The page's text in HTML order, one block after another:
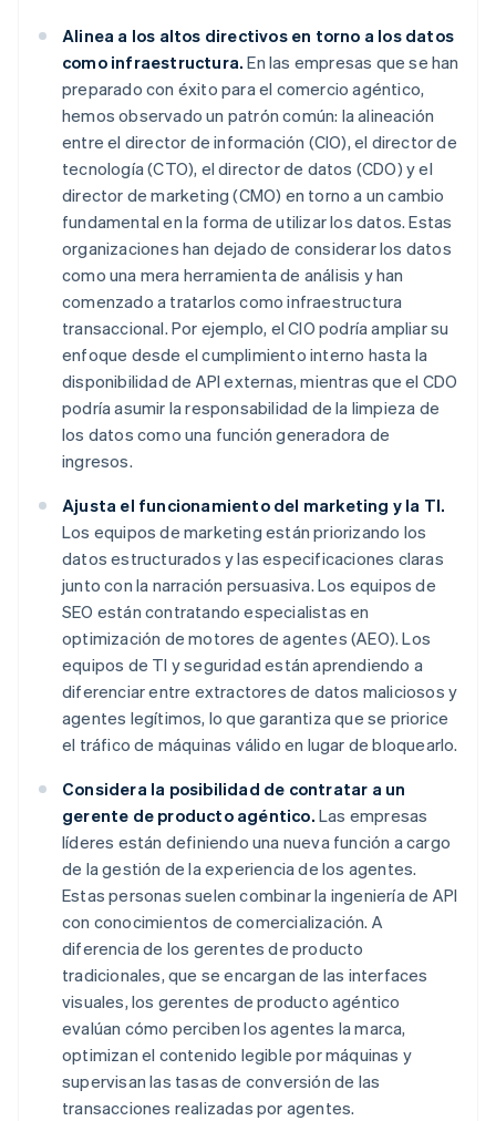
Alinea a los altos directivos en torno a los datos
como infraestructura. En las empresas que se han
preparado con éxito para el comercio agéntico,
hemos observado un patrón común: la alineación
entre el director de información (CIO), el director de
tecnología (CTO), el director de datos (CDO) y el
director de marketing (CMO) en torno a un cambio
fundamental en la forma de utilizar los datos. Estas
organizaciones han dejado de considerar los datos
como una mera herramienta de análisis y han
comenzado a tratarlos como infraestructura
transaccional. Por ejemplo, el CIO podría ampliar su
enfoque desde el cumplimiento interno hasta la
disponibilidad de API externas, mientras que el CDO
podría asumir la responsabilidad de la limpieza de
los datos como una función generadora de
ingresos.
Ajusta el funcionamiento del marketing y la TI.
Los equipos de marketing están priorizando los
datos estructurados y las especificaciones claras
junto con la narración persuasiva. Los equipos de
SEO están contratando especialistas en
optimización de motores de agentes (AEO). Los
equipos de TI y seguridad están aprendiendo a
diferenciar entre extractores de datos maliciosos y
agentes legítimos, lo que garantiza que se priorice
el tráfico de máquinas válido en lugar de bloquearlo.
Considera la posibilidad de contratar a un
gerente de producto agéntico. Las empresas
líderes están definiendo una nueva función a cargo
de la gestión de la experiencia de los agentes.
Estas personas suelen combinar la ingeniería de API
con conocimientos de comercialización. A
diferencia de los gerentes de producto
tradicionales, que se encargan de las interfaces
visuales, los gerentes de producto agéntico
evalúan cómo perciben los agentes la marca,
optimizan el contenido legible por máquinas y
supervisan las tasas de conversión de las
transacciones realizadas por agentes.